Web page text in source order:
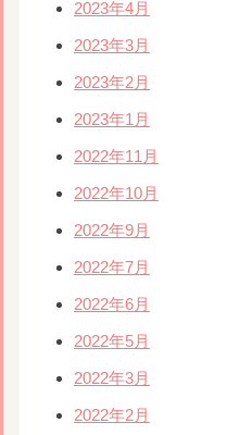
2023年4月
2023年3月
2023年2月
2023年1月
2022年11月
2022年10月
2022年9月
2022年7月
2022年6月
2022年5月
2022年3月
2022年2月